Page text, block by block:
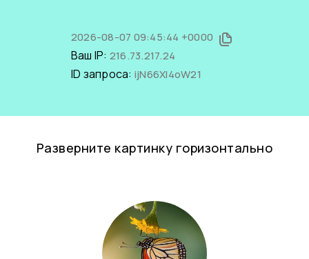
2026-08-07 09:45:44 +0000
Ваш IP: 216.73.217.24
ID запроса: ijN66Xl4oW21
Разверните картинку горизонтально